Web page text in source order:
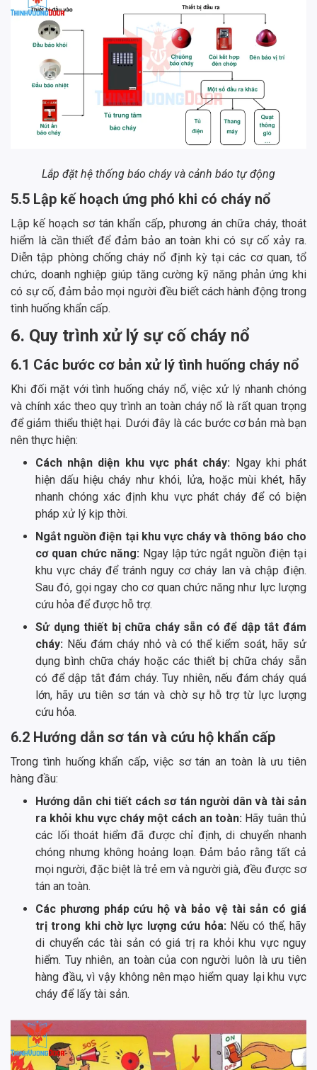
Lắp đặt hệ thống báo cháy và cảnh báo tự động
5.5 Lập kế hoạch ứng phó khi có cháy nổ
Lập kế hoạch sơ tán khẩn cấp, phương án chữa cháy, thoát
hiểm là cần thiết để đảm bảo an toàn khi có sự cố xảy ra.
Diễn tập phòng chống cháy nổ định kỳ tại các cơ quan, tổ
chức, doanh nghiệp giúp tăng cường kỹ năng phản ứng khi
có sự cố, đảm bảo mọi người đều biết cách hành động trong
tình huống khẩn cấp.
6. Quy trình xử lý sự cố cháy nổ
6.1 Các bước cơ bản xử lý tình huống cháy nổ
Khi đối mặt với tình huống cháy nổ, việc xử lý nhanh chóng
và chính xác theo quy trình an toàn cháy nổ là rất quan trọng
để giảm thiểu thiệt hại. Dưới đây là các bước cơ bản mà bạn
nên thực hiện:
Cách nhận diện khu vực phát cháy: Ngay khi phát
hiện dấu hiệu cháy như khói, lửa, hoặc mùi khét, hãy
nhanh chóng xác định khu vực phát cháy để có biện
pháp xử lý kịp thời.
Ngắt nguồn điện tại khu vực cháy và thông báo cho
cơ quan chức năng: Ngay lập tức ngắt nguồn điện tại
khu vực cháy để tránh nguy cơ cháy lan và chập điện.
Sau đó, gọi ngay cho cơ quan chức năng như lực lượng
cứu hỏa để được hỗ trợ.
Sử dụng thiết bị chữa cháy sẵn có để dập tắt đám
cháy: Nếu đám cháy nhỏ và có thể kiểm soát, hãy sử
dụng bình chữa cháy hoặc các thiết bị chữa cháy sẵn
có để dập tắt đám cháy. Tuy nhiên, nếu đám cháy quá
lớn, hãy ưu tiên sơ tán và chờ sự hỗ trợ từ lực lượng
cứu hỏa.
6.2 Hướng dẫn sơ tán và cứu hộ khẩn cấp
Trong tình huống khẩn cấp, việc sơ tán an toàn là ưu tiên
hàng đầu:
Hướng dẫn chi tiết cách sơ tán người dân và tài sản
ra khỏi khu vực cháy một cách an toàn: Hãy tuân thủ
các lối thoát hiểm đã được chỉ định, di chuyển nhanh
chóng nhưng không hoảng loạn. Đảm bảo rằng tất cả
mọi người, đặc biệt là trẻ em và người già, đều được sơ
tán an toàn.
Các phương pháp cứu hộ và bảo vệ tài sản có giá
trị trong khi chờ lực lượng cứu hỏa: Nếu có thể, hãy
di chuyển các tài sản có giá trị ra khỏi khu vực nguy
hiểm. Tuy nhiên, an toàn của con người luôn là ưu tiên
hàng đầu, vì vậy không nên mạo hiểm quay lại khu vực
cháy để lấy tài sản.